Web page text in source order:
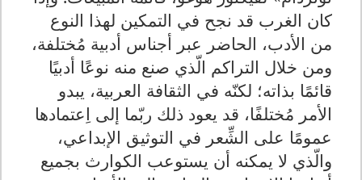
كان الغرب قد نجح في التمكين لهذا النوع
من الأدب، الحاضر عبر أجناس أدبية مُختلفة،
ومن خلال التراكم الّذي صنع منه نوعًا أدبيًا
قائمًا بذاته؛ لكنّه في الثقافة العربية، يبدو
الأمر مُختلفًا، قد يعود ذلك ربّما إلى اِعتمادها
عمومًا على الشِّعر في التوثيق الإبداعي،
والّذي لا يمكنه أن يستوعب الكوارث بجميع